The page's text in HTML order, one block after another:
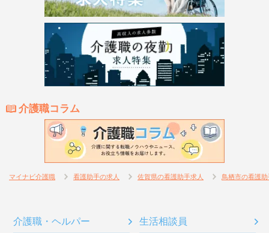
介護職コラム
マイナビ介護職 看護助手の求人 佐賀県の看護助手求人 鳥栖市の看護
介護職・ヘルパー 生活相談員